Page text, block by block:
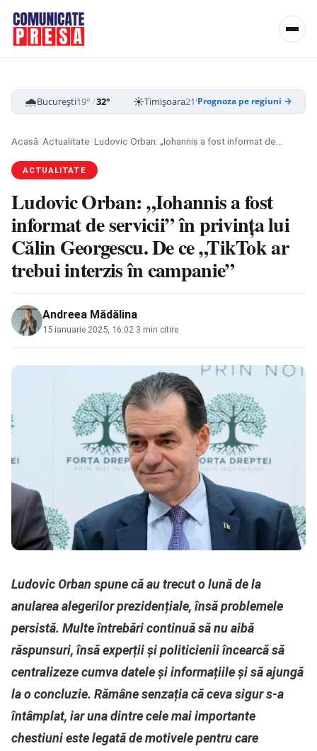
🌧️București19°/32° ☀️Timișoara21°/33° ☁️Cluj-Napoca
Prognoza pe regiuni →
Acasă/Actualitate/
ACTUALITATE
Ludovic Orban: „Iohannis a fost
informat de servicii” în privința lui
Călin Georgescu. De ce „TikTok ar
trebui interzis în campanie”
Andreea Mădălina
15 ianuarie 2025, 16:02 3 min citire
Ludovic Orban spune că au trecut o lună de la
anularea alegerilor prezidențiale, însă problemele
persistă. Multe întrebări continuă să nu aibă
răspunsuri, însă experții și politicienii încearcă să
centralizeze cumva datele și informațiile și să ajungă
la o concluzie. Rămâne senzația că ceva sigur s-a
întâmplat, iar una dintre cele mai importante
chestiuni este legată de motivele pentru care